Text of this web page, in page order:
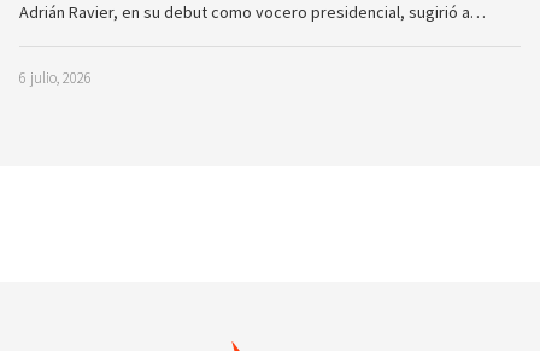
Adrián Ravier, en su debut como vocero presidencial, sugirió a…
6 julio, 2026